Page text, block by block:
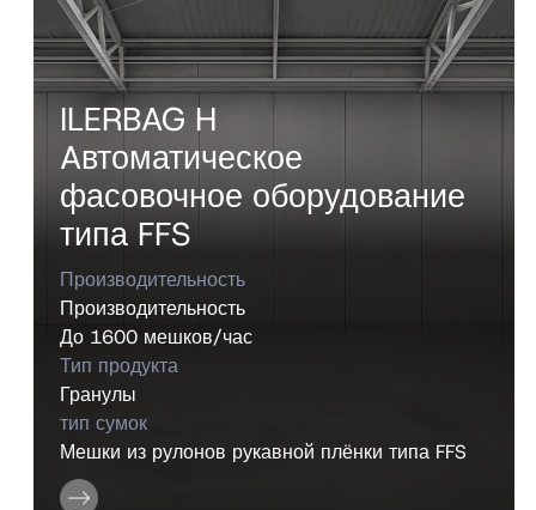
ILERBAG H
Aвтоматическое
фасовочное оборудование
типа FFS
Производительность
Производительность
До 1600 мешков/час
Тип продукта
Гранулы
тип сумок
Мешки из рулонов рукавной плёнки типа FFS